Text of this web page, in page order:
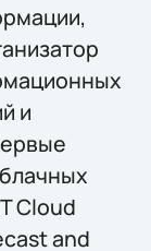
и
Cloud
and